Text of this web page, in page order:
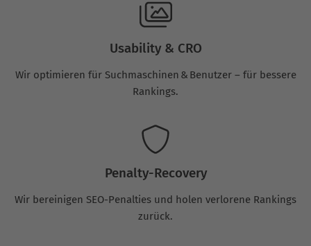
Usability & CRO
Wir optimieren für Suchmaschinen & Benutzer – für bessere
Rankings.
Penalty-Recovery
Wir bereinigen SEO-Penalties und holen verlorene Rankings
zurück.